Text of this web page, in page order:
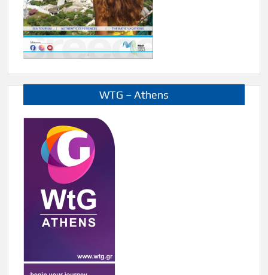
WTG – Athens